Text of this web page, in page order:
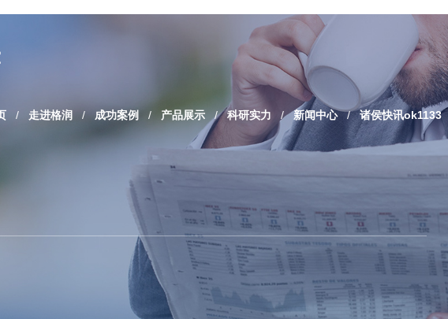
/ 走进格润 / 成功案例 / 产品展示 / 科研实力 / 新闻中心 / 诸侯快讯ok1133